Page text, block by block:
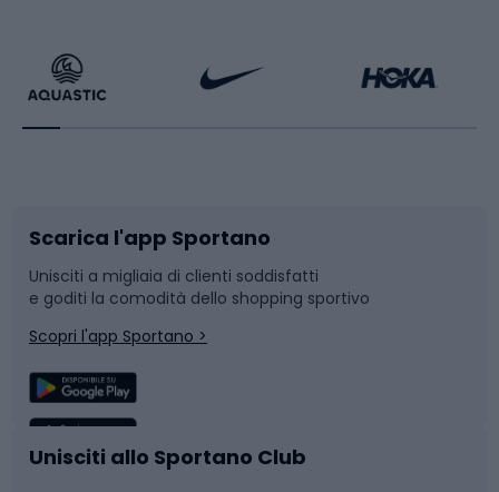
Bikepacking
Bushcraft
Corsa
Sport di squadra
Caschi da ciclismo
Sport con le racchette
Slitte e slittini
Snowboard
Camminata nordica
Nuoto
Scarica l'app Sportano
Unisciti a migliaia di clienti soddisfatti
e goditi la comodità dello shopping sportivo
Scopri l'app Sportano >
Unisciti allo Sportano Club